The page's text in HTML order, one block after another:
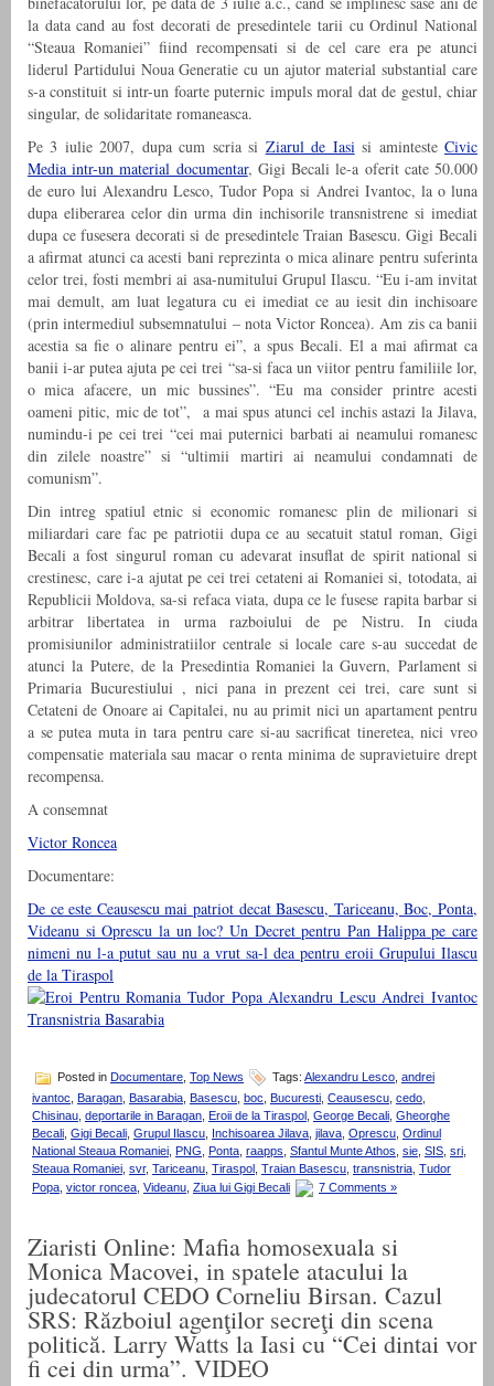
la data cand au fost decorati de presedintele tarii cu Ordinul National
“Steaua Romaniei” fiind recompensati si de cel care era pe atunci
liderul Partidului Noua Generatie cu un ajutor material substantial care
s-a constituit si intr-un foarte puternic impuls moral dat de gestul, chiar
singular, de solidaritate romaneasca.
Pe 3 iulie 2007, dupa cum scria si Ziarul de Iasisi amintesteCivic
Media intr-un material documentar, Gigi Becali le-a oferit cate 50.000
de euro lui Alexandru Lesco, Tudor Popa si Andrei Ivantoc, la o luna
dupa eliberarea celor din urma din inchisorile transnistrene si imediat
dupa ce fusesera decorati si de presedintele Traian Basescu. Gigi Becali
a afirmat atunci ca acesti bani reprezinta o mica alinare pentru suferinta
celor trei, fosti membri ai asa-numitului Grupul Ilascu. “Eu i-am invitat
mai demult, am luat legatura cu ei imediat ce au iesit din inchisoare
(prin intermediul subsemnatului – nota Victor Roncea). Am zis ca banii
acestia sa fie o alinare pentru ei”, a spus Becali. El a mai afirmat ca
banii i-ar putea ajuta pe cei trei “sa-si faca un viitor pentru familiile lor,
o mica afacere, un mic bussines”. “Eu ma consider printre acesti
oameni pitic, mic de tot”, a mai spus atunci cel inchis astazi la Jilava,
numindu-i pe cei trei “cei mai puternici barbati ai neamului romanesc
din zilele noastre” si “ultimii martiri ai neamului condamnati de
comunism”.
Din intreg spatiul etnic si economic romanesc plin de milionari si
miliardari care fac pe patriotii dupa ce au secatuit statul roman, Gigi
Becali a fost singurul roman cu adevarat insuflat de spirit national si
crestinesc, care i-a ajutat pe cei trei cetateni ai Romaniei si, totodata, ai
Republicii Moldova, sa-si refaca viata, dupa ce le fusese rapita barbar si
arbitrar libertatea in urma razboiului de pe Nistru. In ciuda
promisiunilor administratiilor centrale si locale care s-au succedat de
atunci la Putere, de la Presedintia Romaniei la Guvern, Parlament si
Primaria Bucurestiului , nici pana in prezent cei trei, care sunt si
Cetateni de Onoare ai Capitalei, nu au primit nici un apartament pentru
a se putea muta in tara pentru care si-au sacrificat tineretea, nici vreo
compensatie materiala sau macar o renta minima de supravietuire drept
recompensa.
A consemnat
Victor Roncea
Documentare:
De ce este Ceausescu mai patriot decat Basescu, Tariceanu, Boc, Ponta,
Videanu si Oprescu la un loc? Un Decret pentru Pan Halippa pe care
nimeni nu l-a putut sau nu a vrut sa-l dea pentru eroii Grupului Ilascu
de la Tiraspol
Posted in Documentare Top News Tags: Alexandru Lesco andrei
ivantoc, Baragan, Basarabia, Basescu, boc, Bucuresti, Ceausescu, cedo,
Chisinau, deportarile in Baragan, Eroii de la Tiraspol , George Becali, Gheorghe
Becali, Gigi Becali, Grupul Ilascu, Inchisoarea Jilava, jilava, Oprescu, Ordinul
National Steaua Romaniei, PNG, Ponta, raapps, Sfantul Munte Athos, sie, SIS, sri,
Steaua Romaniei, svr, Tariceanu, Tiraspol , Traian Basescu, transnistria, Tudor
Popa victor roncea Videanu Ziua lui Gigi Becali 7 Comments »
Ziaristi Online: Mafia homosexuala si
Monica Macovei, in spatele atacului la
judecatorul CEDO Corneliu Birsan. Cazul
SRS: Războiul agenţilor secreţi din scena
politică. Larry Watts la Iasi cu “Cei dintai vor
fi cei din urma”. VIDEO